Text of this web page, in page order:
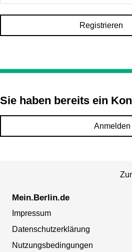
Registrieren
Sie haben bereits ein
Anmelden
Mein.Berlin.de
Impressum
Datenschutzerklärung
Nutzungsbedingungen